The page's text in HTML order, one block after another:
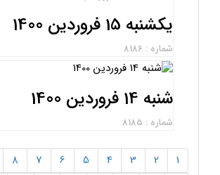
یکشنبه 15 فروردین 1400
شماره : 8186
شنبه 14 فروردین 1400
شماره : 8185
1
2
3
4
5
6
7
8